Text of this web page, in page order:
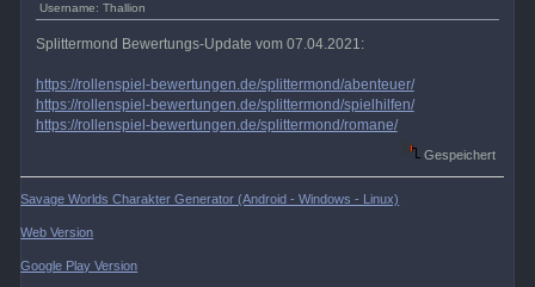
Username: Thallion
Splittermond Bewertungs-Update vom 07.04.2021:
https://rollenspiel-bewertungen.de/splittermond/abenteuer/
https://rollenspiel-bewertungen.de/splittermond/spielhilfen/
https://rollenspiel-bewertungen.de/splittermond/romane/
Gespeichert
Savage Worlds Charakter Generator (Android - Windows - Linux)
Web Version
Google Play Version